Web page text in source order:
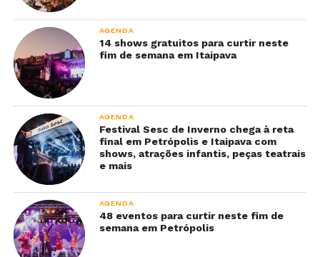
AGENDA
14 shows gratuitos para curtir neste
fim de semana em Itaipava
AGENDA
Festival Sesc de Inverno chega à reta
final em Petrópolis e Itaipava com
shows, atrações infantis, peças teatrais
e mais
AGENDA
48 eventos para curtir neste fim de
semana em Petrópolis